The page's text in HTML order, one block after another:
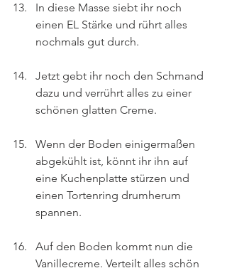
In diese Masse siebt ihr noch
einen EL Stärke und rührt alles
nochmals gut durch.
Jetzt gebt ihr noch den Schmand
dazu und verrührt alles zu einer
schönen glatten Creme.
Wenn der Boden einigermaßen
abgekühlt ist, könnt ihr ihn auf
eine Kuchenplatte stürzen und
einen Tortenring drumherum
spannen.
Auf den Boden kommt nun die
Vanillecreme. Verteilt alles schön